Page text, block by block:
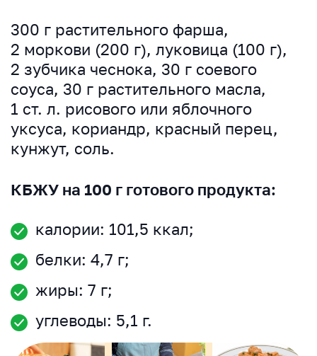
300 г растительного фарша,
2 моркови (200 г), луковица (100 г),
2 зубчика чеснока, 30 г соевого
соуса, 30 г растительного масла,
1 ст. л. рисового или яблочного
уксуса, кориандр, красный перец,
кунжут, соль.
КБЖУ на 100 г готового продукта:
калории: 101,5 ккал;
белки: 4,7 г;
жиры: 7 г;
углеводы: 5,1 г.